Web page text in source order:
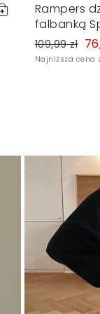
Rampers
falbanką
109,99 zł
Najniższa cena